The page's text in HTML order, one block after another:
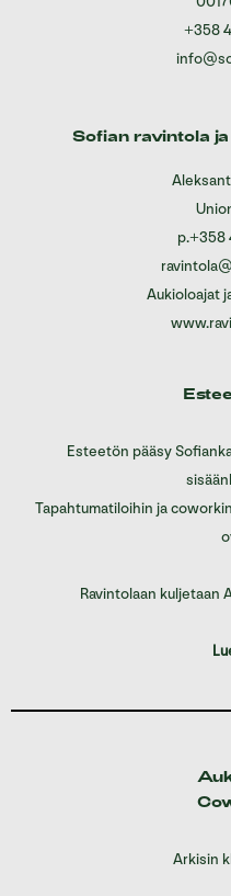
+358
Sofian ravintola
p.+358
Aukioloajat
Esteetön pääsy
Tapahtumatiloihin ja
Ravintolaan kuljetaan
Arkisin